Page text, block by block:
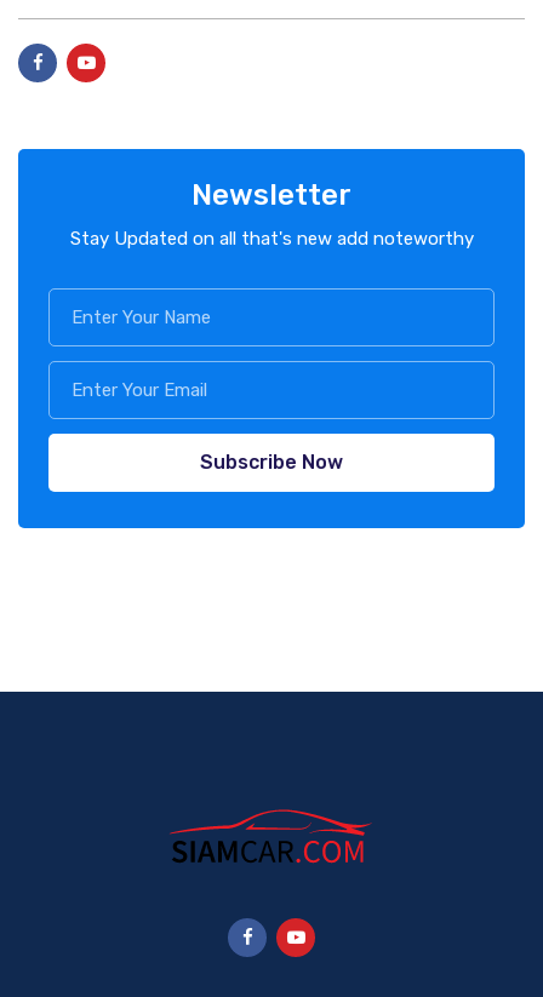
Newsletter
Stay Updated on all that's new add noteworthy
Subscribe Now